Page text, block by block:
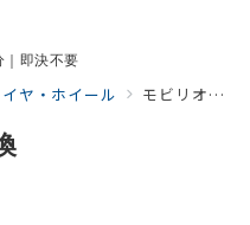
｜即決不要
ヤ・ホイール モビリオ タイヤ交換